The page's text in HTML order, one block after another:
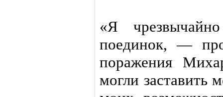
«Я
поединок, —
поражения
могли заставить